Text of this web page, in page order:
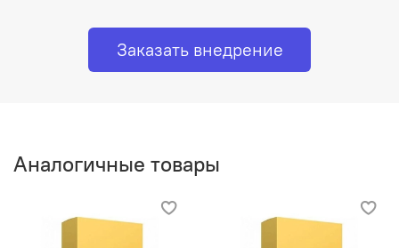
Заказать внедрение
Аналогичные товары